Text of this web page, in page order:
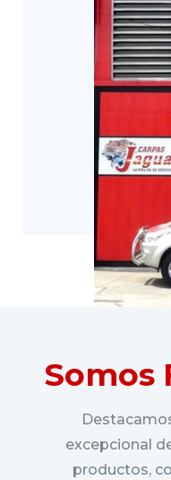
Somos
excepcional
productos,